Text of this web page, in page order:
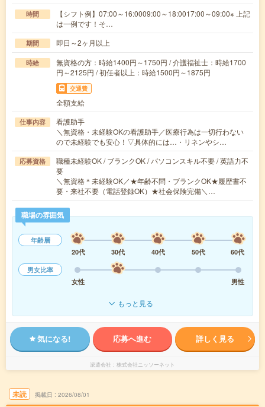
時間
【シフト例】07:00～16:0009:00～18:0017:00～09:00※ 上記
は一例です！そ…
期間 即日～2ヶ月以上
時給
無資格の方：時給1400円～1750円 / 介護福祉士：時給1700
円～2125円 / 初任者以上：時給1500円～1875円
交通費
全額支給
仕事内容
看護助手
＼無資格・未経験OKの看護助手／医療行為は一切行わない
ので未経験でも安心！▽具体的には…・リネンやシ…
応募資格
職種未経験OK / ブランクOK / パソコンスキル不要 / 英語力不
要
＼無資格＊未経験OK／★年齢不問・ブランクOK★履歴書不
要・来社不要（電話登録OK）★社会保険完備＼…
職場の雰囲気
年齢層
20代
30代 40代 50代
60代
男女比率
女性
男性
もっと見る
気になる! 応募へ進む 詳しく見る
派遣会社 株式会社ニッソーネット
未読 掲載日 2026/08/01